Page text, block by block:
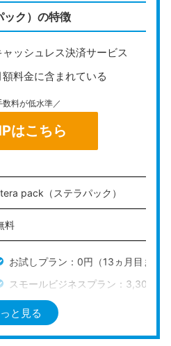
ように店舗運営に役立つのか、ぜひ参考にし
さい。
源が確保しづらいキッチン
イベント出店などでも使いや
）の端末代が無料になるキ
で端末費用が0円／
はこちら
については、こちらの記事
ています。併せて参考にし
ク）の特徴
ッシュレス決済サービス
料金に含まれている
数料が低水準／
はこちら
pack（ステラパック）
料
お試しプラン：0円（13ヵ月目まで
スモールビジネスプラン：3,300円
スタンダードプラン：3,300円
stera pack POS：9,900円
と見る